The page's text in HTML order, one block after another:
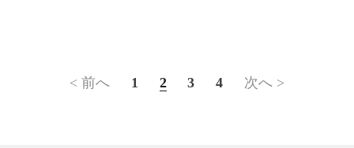
< 前へ 1 2 3 4 次へ >